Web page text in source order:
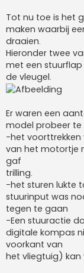
Tot nu toe is het
maken waarbij
draaien.
Hieronder twee
met een
de vleugel.
Er waren een
model probeer te
-het
van het motortje
gaf
trilling.
-het sturen lukte
stuurinput was
tegen te gaan
-Een stuuractie
digitale kompas
voorkant van
het vliegtuig) kan